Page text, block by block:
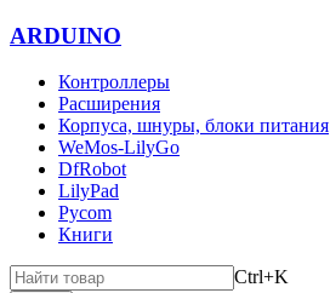
ARDUINO
Контроллеры
Расширения
Корпуса, шнуры, блоки питания
WeMos-LilyGo
DfRobot
LilyPad
Pycom
Книги
Ctrl+K